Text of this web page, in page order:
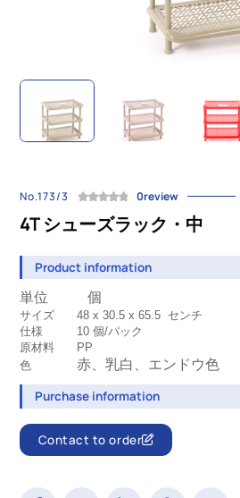
No.173/3 0review
4T シューズラック・中
Product information
単位 個
サイズ 48 x 30.5 x 65.5 センチ
仕様
10 個/パック
原材料
PP
色
赤、乳白、 エンドウ色
Purchase information
Contact to order